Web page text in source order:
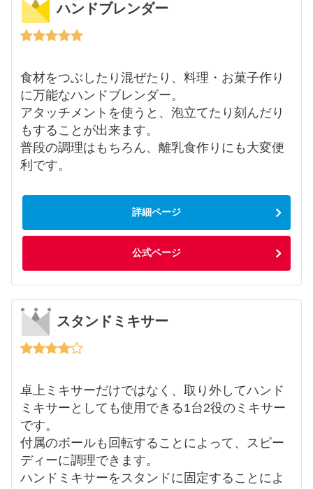
ハンドブレンダー
食材をつぶしたり混ぜたり、料理・お菓子作り
に万能なハンドブレンダー。
アタッチメントを使うと、泡立てたり刻んだり
もすることが出来ます。
普段の調理はもちろん、離乳食作りにも大変便
利です。
詳細ページ
公式ページ
スタンドミキサー
卓上ミキサーだけではなく、取り外してハンド
ミキサーとしても使用できる1台2役のミキサー
です。
付属のボールも回転することによって、スピー
ディーに調理できます。
ハンドミキサーをスタンドに固定することによ